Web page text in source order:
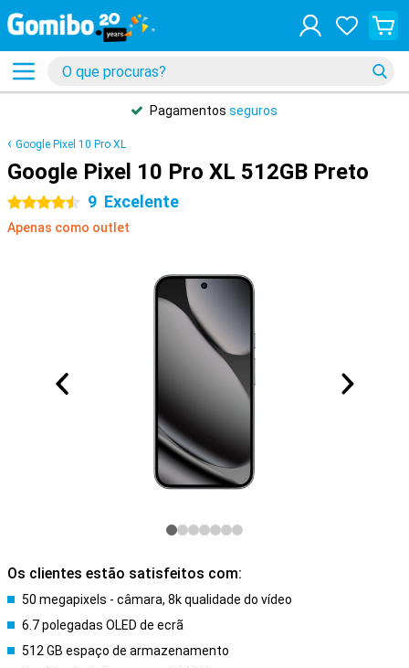
Pagamentos seguros
Google Pixel 10 Pro XL
Google Pixel 10 Pro XL 512GB Preto
4.5 estrelas 9 Excelente
Apenas como outlet
Os clientes estão satisfeitos com:
50 megapixels - câmara, 8k qualidade do vídeo
6.7 polegadas OLED de ecrã
512 GB espaço de armazenamento